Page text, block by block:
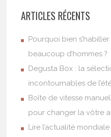
ARTICLES RÉCENTS
Pourquoi bien
beaucoup d’hommes ?
Degusta Box : la
incontournables de
Boîte de vitesse
pour changer la vôtre
Lire l’actualité